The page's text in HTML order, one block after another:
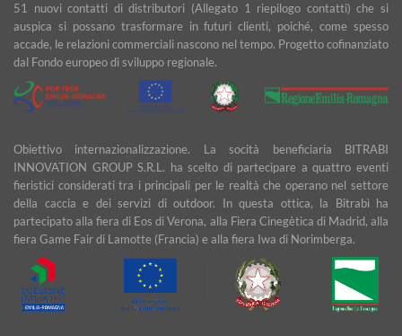
51 nuovi contatti di distributori (Allegato 1 riepilogo contatti) che si
auspica si possano trasformare in futuri clienti, poiché, come spesso
accade, le relazioni commerciali nascono nel tempo. Progetto cofinanziato
dal Fondo europeo di sviluppo regionale.
Obiettivo internazionalizzazione. La socità beneficiaria BITRABI
INNOVATION GROUP S.R.L. ha scelto di partecipare a quattro eventi
fieristici considerati tra i principali per le realtà che operano nel settore
della caccia e dei servizi di outdoor. In questa ottica, la Bitrabì ha
partecipato alla fiera di Eos di Verona, alla Fiera Cinegètica di Madrid, alla
fiera Game Fair di Lamotte (Francia) e alla fiera Iwa di Norimberga.